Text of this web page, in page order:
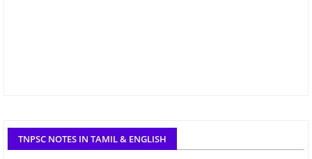
TNPSC NOTES IN TAMIL & ENGLISH